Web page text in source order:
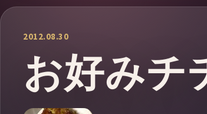
2012.08.30
お好みチ